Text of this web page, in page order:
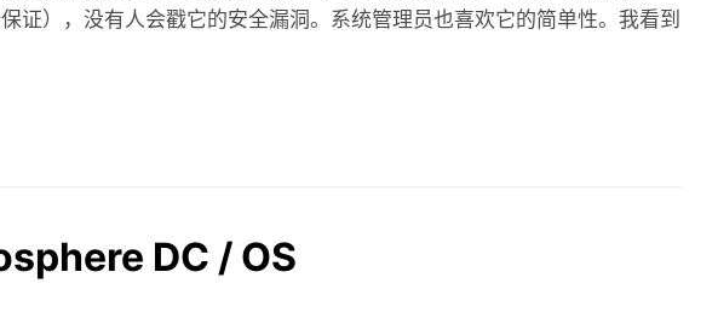
证），没有人会戳它的安全漏洞。系统管理员也喜欢它的简单性。我看到
DC / OS